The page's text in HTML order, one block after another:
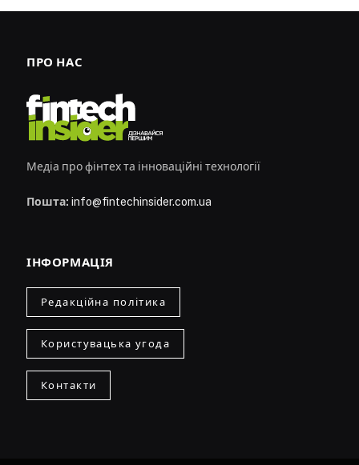
ПРО НАС
Медіа про фінтех та інноваційні технології
Пошта: info@fintechinsider.com.ua
ІНФОРМАЦІЯ
Редакційна політика
Користувацька угода
Контакти